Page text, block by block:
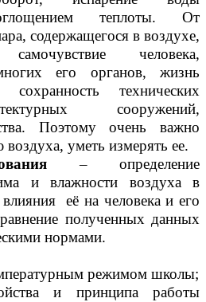
теплоты. От
содержащегося в воздухе,
человека,
его органов, жизнь
технических
сооружений,
Поэтому очень важно
воздуха, уметь измерять ее.
–определение
и влажности воздуха в
её на человека и его
полученных данных
нормами.
режимом школы;
и принципа работы